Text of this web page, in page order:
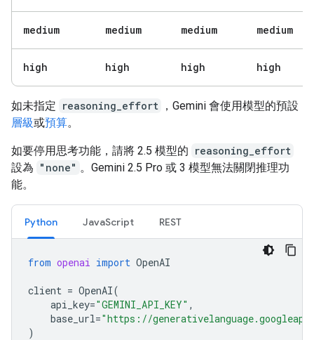
medium medium medium medium
high high high high
如未指定 reasoning_effort ，Gemini 會使用模型的預設
層級或預算。
如要停用思考功能，請將 2.5 模型的 reasoning_effort
設為 "none" 。Gemini 2.5 Pro 或 3 模型無法關閉推理功
能。
Python JavaScript REST
from openai import OpenAI
client = OpenAI(
api_key="GEMINI_API_KEY" ,
base_url="https://
)